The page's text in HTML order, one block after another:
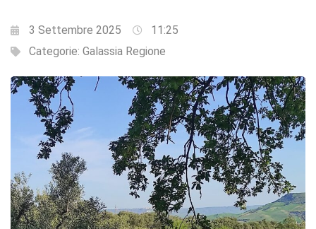
3 Settembre 2025
11:25
Categorie: Galassia Regione